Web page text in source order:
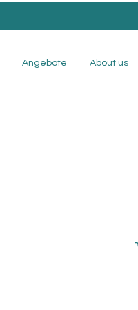
Angebote About us